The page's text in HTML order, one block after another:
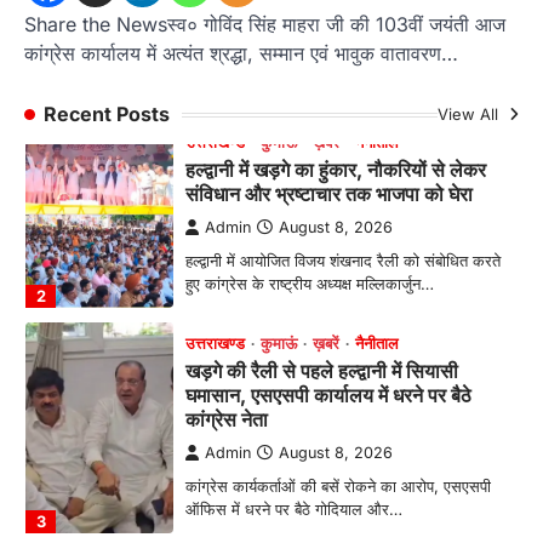
Share the Newsस्व० गोविंद सिंह माहरा जी की 103वीं जयंती आज
कांग्रेस कार्यालय में अत्यंत श्रद्धा, सम्मान एवं भावुक वातावरण…
Recent Posts View All
हल्द्वानी में आयोजित विजय शंखनाद रैली को संबोधित करते
हुए कांग्रेस के राष्ट्रीय अध्यक्ष मल्लिकार्जुन…
3
उत्तराखण्ड कुमाऊं ख़बरें नैनीताल
खड़गे की रैली से पहले हल्द्वानी में सियासी
घमासान, एसएसपी कार्यालय में धरने पर बैठे
कांग्रेस नेता
Admin August 8, 2026
कांग्रेस कार्यकर्ताओं की बसें रोकने का आरोप, एसएसपी
ऑफिस में धरने पर बैठे गोदियाल और…
4
अल्मोड़ा उत्तराखण्ड कुमाऊं ख़बरें
मानिला देवी मंदिर में श्रीमद्भागवत कथा के चतुर्थ
दिवस धूमधाम से मनाया गया श्रीकृष्ण जन्मोत्सव,
राज्य मंत्री कैलाश पंत ने किया कथा श्रवण
Admin August 6, 2026
रानीखेत। मानिला देवी मंदिर, कमराड़/विनायक क्षेत्र में
आयोजित श्रीमद्भागवत कथा के चतुर्थ दिवस गुरुवार को…